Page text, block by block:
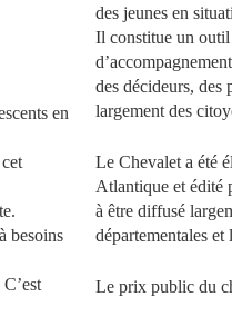
en
besoins
des jeunes en
Il constitue un
des décideurs, des
largement des
Le Chevalet a été
Atlantique et édité
à être diffusé
départementales et
Le prix public du